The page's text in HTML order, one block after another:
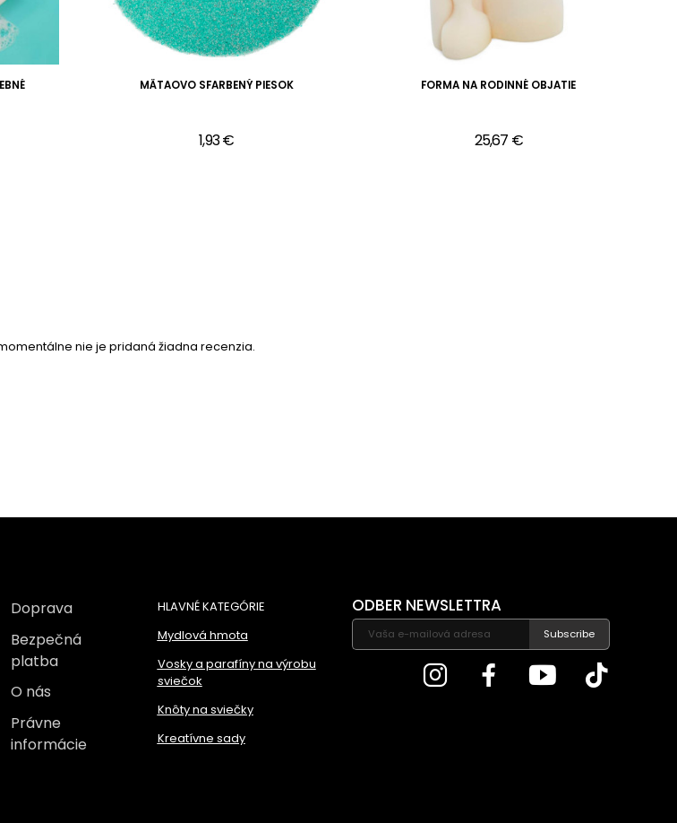
MÄTAOVO SFARBENÝ PIESOK
1,93 €
FORMA NA RODINNÉ OBJATIE
25,67 €
nie je pridaná žiadna recenzia.
Doprava
Bezpečná
platba
O nás
Právne
informácie
HLAVNÉ KATEGÓRIE
Mydlová hmota
Vosky a parafíny na výrobu
sviečok
Knôty na sviečky
Kreatívne sady
ODBER NEWSLETTRA
Subscribe